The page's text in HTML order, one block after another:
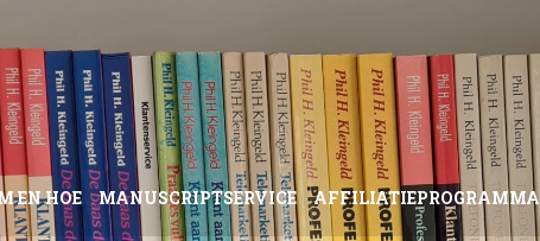
EN HOE MANUSCRIPTSERVICE AFFILIATIEPROGRAMMA